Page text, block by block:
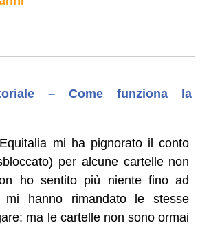
– Come funziona la
mi ha pignorato il conto
per alcune cartelle non
ho sentito più niente fino ad
mi hanno rimandato le stesse
ma le cartelle non sono ormai